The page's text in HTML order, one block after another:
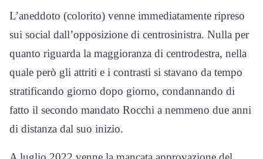
L’aneddoto (colorito) venne immediatamente ripreso
sui social dall’opposizione di centrosinistra. Nulla per
quanto riguarda la maggioranza di centrodestra, nella
quale però gli attriti e i contrasti si stavano da tempo
stratificando giorno dopo giorno, condannando di
fatto il secondo mandato Rocchi a nemmeno due anni
di distanza dal suo inizio.